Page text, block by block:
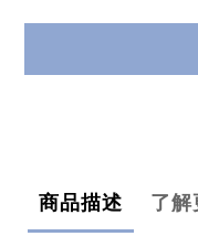
商品描述 了解